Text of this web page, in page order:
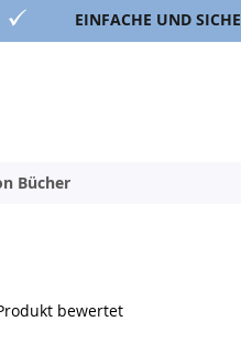
EINFACHE UND
Bücher
bewertet